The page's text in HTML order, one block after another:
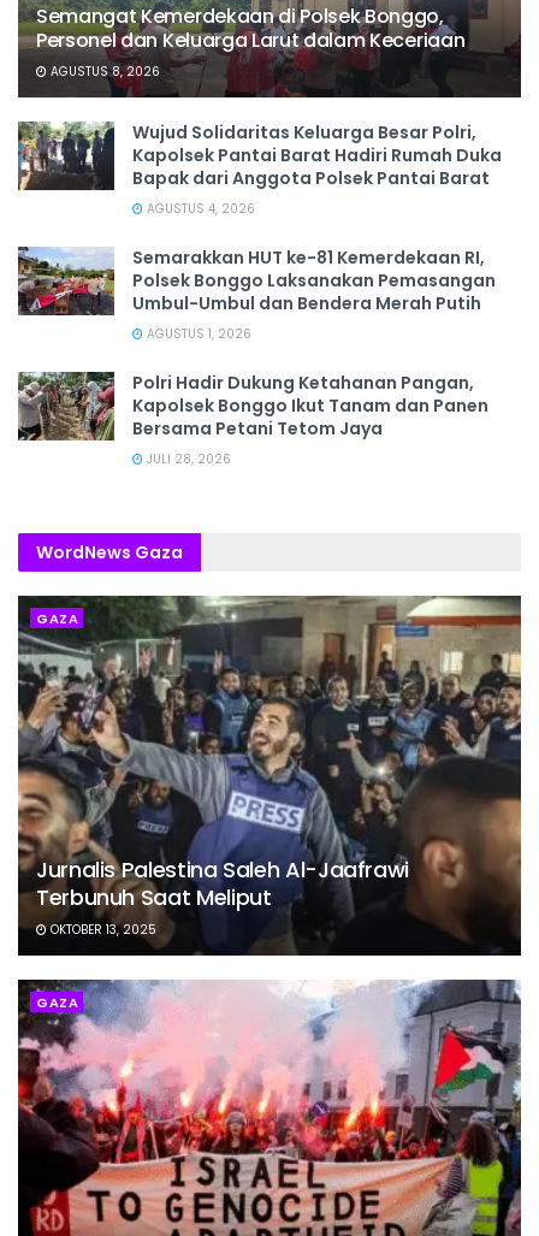
Semangat Kemerdekaan di Polsek Bonggo,
Personel dan Keluarga Larut dalam Keceriaan
AGUSTUS 8, 2026
Wujud Solidaritas Keluarga Besar Polri,
Kapolsek Pantai Barat Hadiri Rumah Duka
Bapak dari Anggota Polsek Pantai Barat
AGUSTUS 4, 2026
Semarakkan HUT ke-81 Kemerdekaan RI,
Polsek Bonggo Laksanakan Pemasangan
Umbul-Umbul dan Bendera Merah Putih
AGUSTUS 1, 2026
Polri Hadir Dukung Ketahanan Pangan,
Kapolsek Bonggo Ikut Tanam dan Panen
Bersama Petani Tetom Jaya
JULI 28, 2026
WordNews Gaza
GAZA
Jurnalis Palestina Saleh Al-Jaafrawi
Terbunuh Saat Meliput
OKTOBER 13, 2025
GAZA